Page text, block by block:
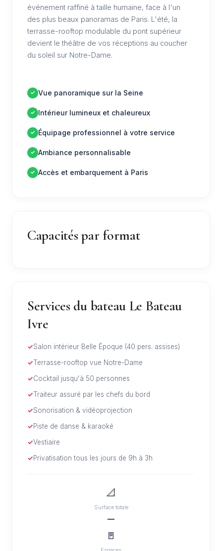
événement raffiné à taille humaine, face à l'un
des plus beaux panoramas de Paris. L'été, la
terrasse-rooftop modulable du pont supérieur
devient le théâtre de vos réceptions au coucher
du soleil sur Notre-Dame.
Vue panoramique sur la Seine
Intérieur lumineux et chaleureux
Équipage professionnel à votre service
Ambiance personnalisable
Accès et embarquement à Paris
Capacités par format
Services du bateau Le Bateau
Ivre
Salon intérieur Belle Époque (40 pers. assises)
Terrasse-rooftop vue Notre-Dame
Cocktail jusqu'à 50 personnes
Traiteur assuré par les chefs du bord
Sonorisation & vidéoprojection
Piste de danse & karaoké
Vestiaire
Privatisation tous les jours de 9h à 3h
📐
Surface totale
—
🚪